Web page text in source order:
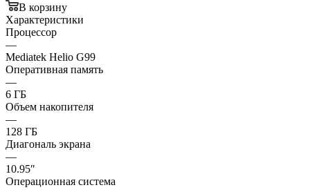
В корзину
Характеристики
Процессор
—
Mediatek Helio G99
Оперативная память
—
6 ГБ
Объем накопителя
—
128 ГБ
Диагональ экрана
—
10.95″
Операционная система